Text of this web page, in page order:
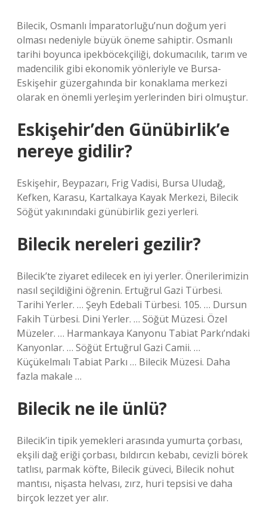
Bilecik, Osmanlı İmparatorluğu’nun doğum yeri
olması nedeniyle büyük öneme sahiptir. Osmanlı
tarihi boyunca ipekböcekçiliği, dokumacılık, tarım ve
madencilik gibi ekonomik yönleriyle ve Bursa-
Eskişehir güzergahında bir konaklama merkezi
olarak en önemli yerleşim yerlerinden biri olmuştur.
Eskişehir’den Günübirlik’e
nereye gidilir?
Eskişehir, Beypazarı, Frig Vadisi, Bursa Uludağ,
Kefken, Karasu, Kartalkaya Kayak Merkezi, Bilecik
Söğüt yakınındaki günübirlik gezi yerleri.
Bilecik nereleri gezilir?
Bilecik’te ziyaret edilecek en iyi yerler. Önerilerimizin
nasıl seçildiğini öğrenin. Ertuğrul Gazi Türbesi.
Tarihi Yerler. … Şeyh Edebali Türbesi. 105. … Dursun
Fakih Türbesi. Dini Yerler. … Söğüt Müzesi. Özel
Müzeler. … Harmankaya Kanyonu Tabiat Parkı’ndaki
Kanyonlar. … Söğüt Ertuğrul Gazi Camii. …
Küçükelmalı Tabiat Parkı … Bilecik Müzesi. Daha
fazla makale …
Bilecik ne ile ünlü?
Bilecik’in tipik yemekleri arasında yumurta çorbası,
ekşili dağ eriği çorbası, bıldırcın kebabı, cevizli börek
tatlısı, parmak köfte, Bilecik güveci, Bilecik nohut
mantısı, nişasta helvası, zırz, huri tepsisi ve daha
birçok lezzet yer alır.